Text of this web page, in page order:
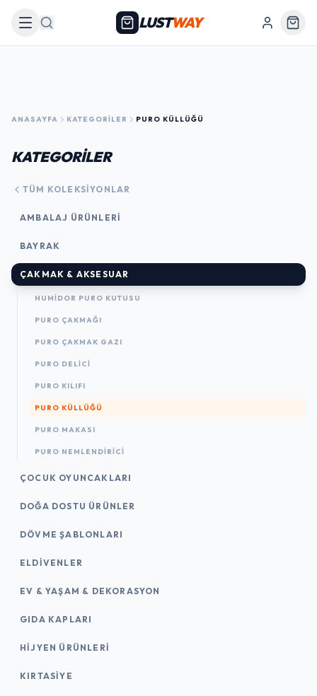
Arama LUSTWAY
ANASAYFA KATEGORILER PURO KÜLLÜĞÜ
KATEGORİLER
TÜM KOLEKSIYONLAR
AMBALAJ ÜRÜNLERI
BAYRAK
ÇAKMAK & AKSESUAR
HUMIDOR PURO KUTUSU
PURO ÇAKMAĞI
PURO ÇAKMAK GAZI
PURO DELICI
PURO KILIFI
PURO KÜLLÜĞÜ
PURO MAKASI
PURO NEMLENDIRICI
ÇOCUK OYUNCAKLARI
DOĞA DOSTU ÜRÜNLER
DÖVME ŞABLONLARI
ELDIVENLER
EV & YAŞAM & DEKORASYON
GIDA KAPLARI
HIJYEN ÜRÜNLERI
KIRTASİYE